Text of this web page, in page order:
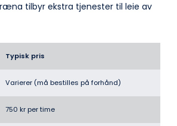
tilbyr ekstra tjenester til leie av
Typisk pris
Varierer (må bestilles på forhånd)
750 kr per time